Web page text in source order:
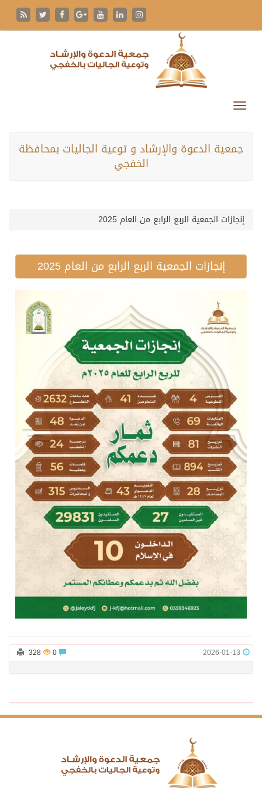
جمعية الدعوة والإرشاد و توعية الجاليات بمحافظة
الخفجي
إنجازات الجمعية الربع الرابع من العام 2025
إنجازات الجمعية الربع الرابع من العام 2025
2026-01-13
328